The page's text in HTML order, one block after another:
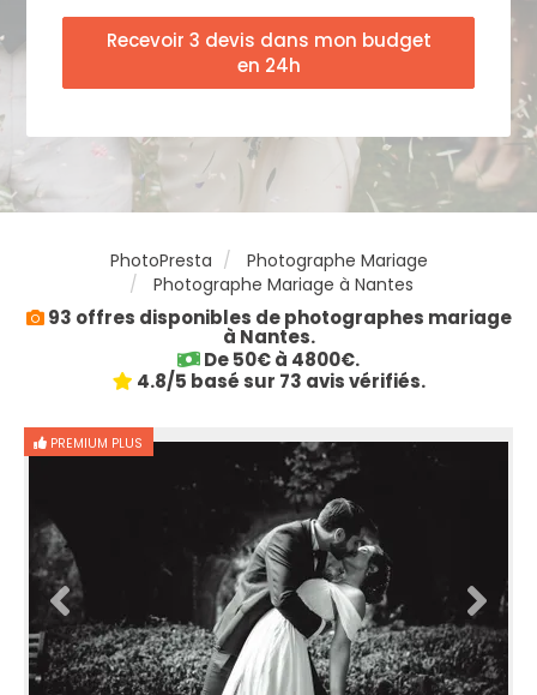
Recevoir 3 devis dans mon budget
en 24h
PhotoPresta
Photographe Mariage
Photographe Mariage à Nantes
93 offres disponibles de photographes mariage
à Nantes.
De 50€ à 4800€.
4.8/5 basé sur 73 avis vérifiés.
PREMIUM PLUS